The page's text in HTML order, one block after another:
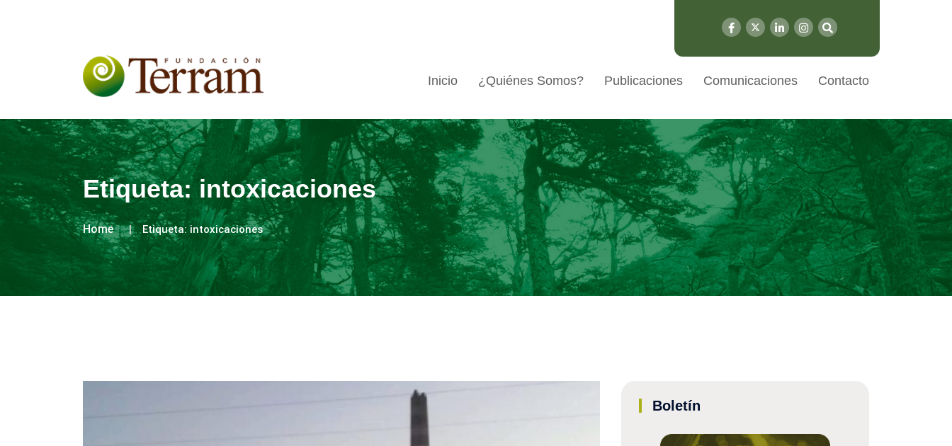
Inicio ¿Quiénes Somos? Publicaciones Comunicaciones Contacto
Etiqueta:intoxicaciones
Home Etiqueta:intoxicaciones
Boletín